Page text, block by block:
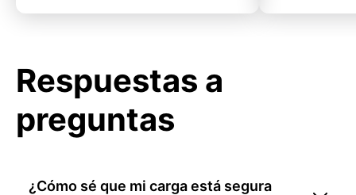
Respuestas a
preguntas
¿Cómo sé que mi carga está segura